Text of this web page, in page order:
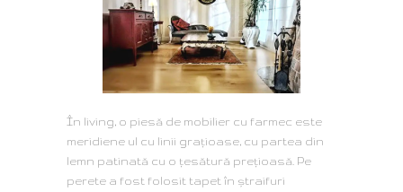
În living, o piesă de mobilier cu farmec este
meridiene ul cu linii grațioase, cu partea din
lemn patinată cu o țesătură prețioasă. Pe
perete a fost folosit tapet în ștraifuri